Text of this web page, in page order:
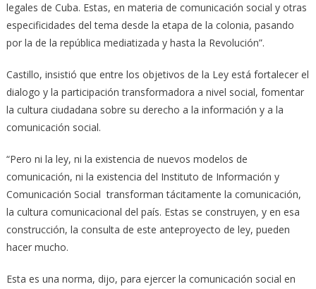
legales de Cuba. Estas, en materia de comunicación social y otras
especificidades del tema desde la etapa de la colonia, pasando
por la de la república mediatizada y hasta la Revolución”.
Castillo, insistió que entre los objetivos de la Ley está fortalecer el
dialogo y la participación transformadora a nivel social, fomentar
la cultura ciudadana sobre su derecho a la información y a la
comunicación social.
“Pero ni la ley, ni la existencia de nuevos modelos de
comunicación, ni la existencia del Instituto de Información y
Comunicación Social transforman tácitamente la comunicación,
la cultura comunicacional del país. Estas se construyen, y en esa
construcción, la consulta de este anteproyecto de ley, pueden
hacer mucho.
Esta es una norma, dijo, para ejercer la comunicación social en